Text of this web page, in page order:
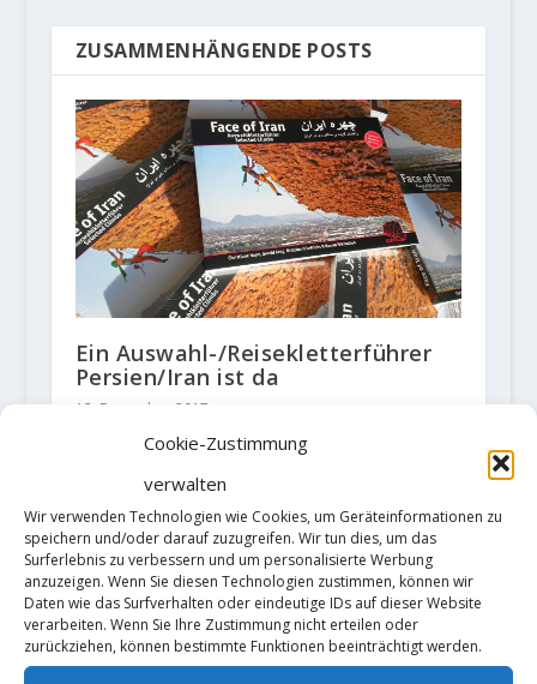
Cookie-Zustimmung
verwalten
Wir verwenden Technologien wie Cookies, um Geräteinformationen zu
speichern und/oder darauf zuzugreifen. Wir tun dies, um das
Surferlebnis zu verbessern und um personalisierte Werbung
anzuzeigen. Wenn Sie diesen Technologien zustimmen, können wir
Daten wie das Surfverhalten oder eindeutige IDs auf dieser Website
verarbeiten. Wenn Sie Ihre Zustimmung nicht erteilen oder
zurückziehen, können bestimmte Funktionen beeinträchtigt werden.
ZUSAMMENHÄNGENDE POSTS
Ein Auswahl-/Reisekletterführer
Persien/Iran ist da
13. Dezember 2017